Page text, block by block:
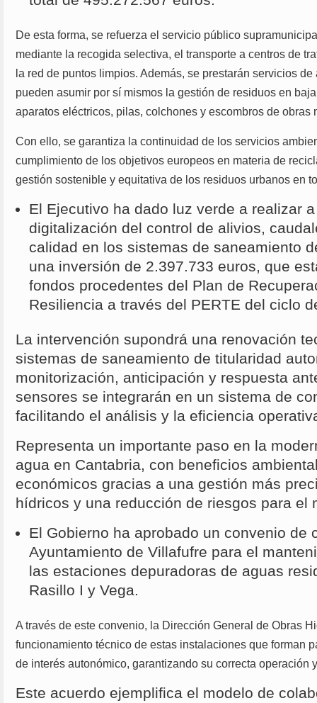
De esta forma, se refuerza el servicio público
mediante la recogida selectiva, el transporte a centros de
la red de puntos limpios. Además, se prestarán servicios
pueden asumir por sí mismos la gestión de residuos en
aparatos eléctricos, pilas, colchones y escombros de obras
Con ello, se garantiza la continuidad de los servicios
cumplimiento de los objetivos europeos en materia de
gestión sostenible y equitativa de los residuos urbanos en
El Ejecutivo ha dado luz verde a realizar
digitalización del control de alivios,
calidad en los sistemas de saneamiento
una inversión de 2.397.733 euros, que
fondos procedentes del Plan de
Resiliencia a través del PERTE del ciclo
La intervención supondrá una renovación
sistemas de saneamiento de titularidad
monitorización, anticipación y respuesta
sensores se integrarán en un sistema de
facilitando el análisis y la eficiencia
Representa un importante paso en la
agua en Cantabria, con beneficios
económicos gracias a una gestión más
hídricos y una reducción de riesgos para el
El Gobierno ha aprobado un convenio de
Ayuntamiento de Villafufre para el
las estaciones depuradoras de aguas
Rasillo I y Vega.
A través de este convenio, la Dirección General de Obras
funcionamiento técnico de estas instalaciones que forman
de interés autonómico, garantizando su correcta operación
Este acuerdo ejemplifica el modelo de